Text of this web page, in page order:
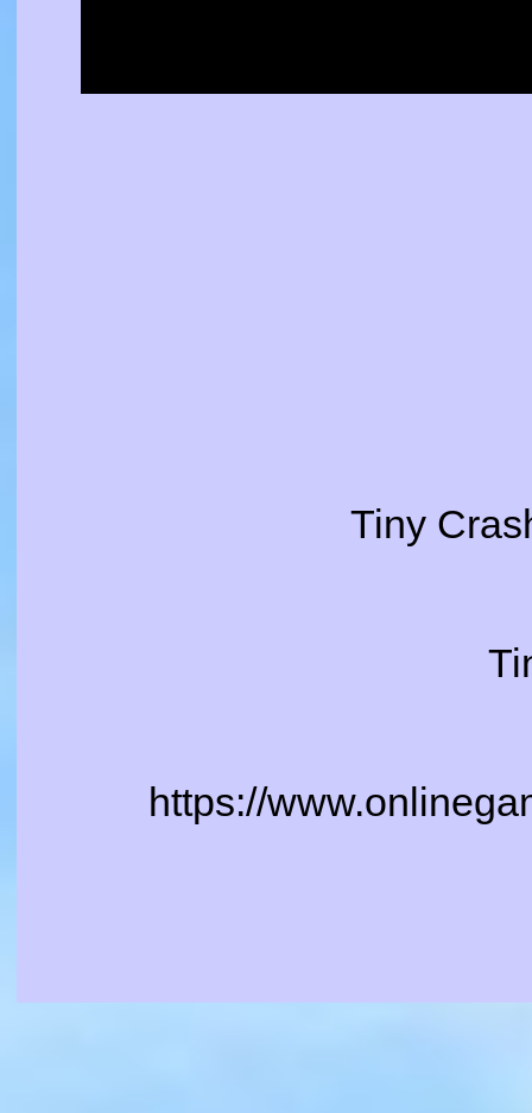
Tiny
https://